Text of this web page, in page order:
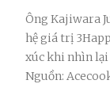
Ông Kajiwara
hệ giá trị
xúc khi nhìn lại
Nguồn: